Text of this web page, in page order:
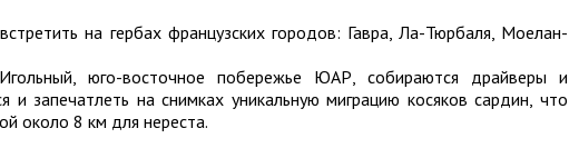
на гербах французских городов: Гавра, Ла-Тюрбаля, Моелан-
юго-восточное побережье ЮАР, собираются драйверы и
и запечатлеть на снимках уникальную миграцию косяков сардин, что
около 8 км для нереста.